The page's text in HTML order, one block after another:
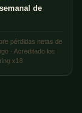
de
pérdidas netas de
· Acreditado los
x18